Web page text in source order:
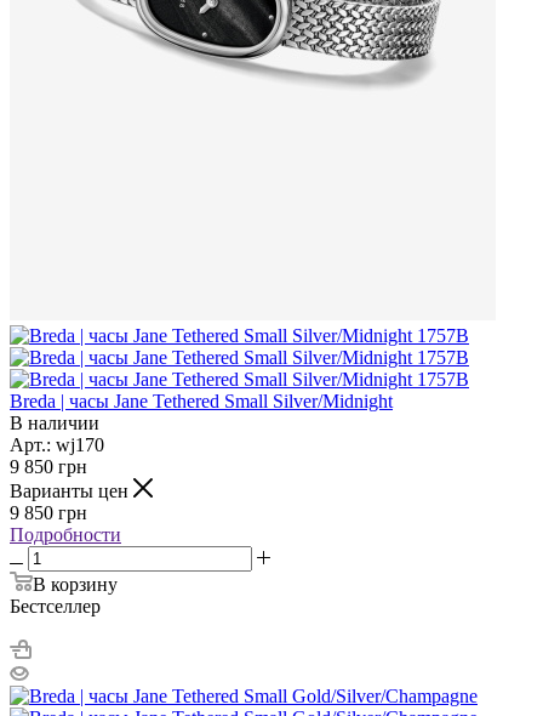
Breda | часы Jane Tethered Small Silver/Midnight
В наличии
Арт.: wj170
9 850 грн
Варианты цен
9 850 грн
Подробности
В корзину
Бестселлер